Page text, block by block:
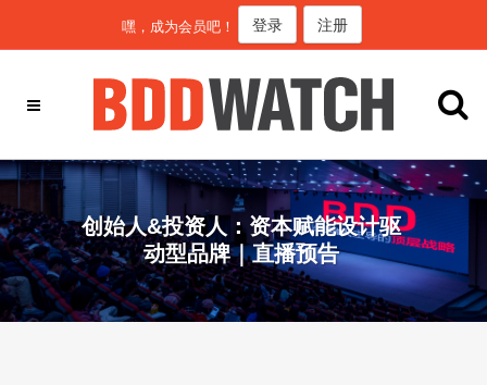
嘿，成为会员吧！ 登录 注册
创始人&投资人：资本赋能设计驱
动型品牌｜直播预告